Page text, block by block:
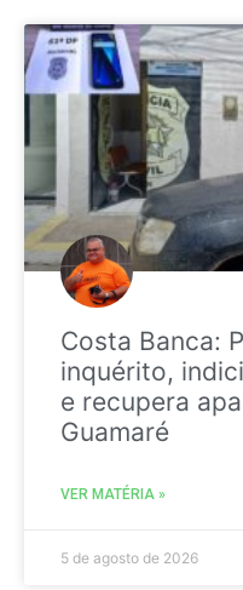
Costa Banca:
inquérito,
e recupera
Guamaré
VER MATÉRIA »
5 de agosto de 2026